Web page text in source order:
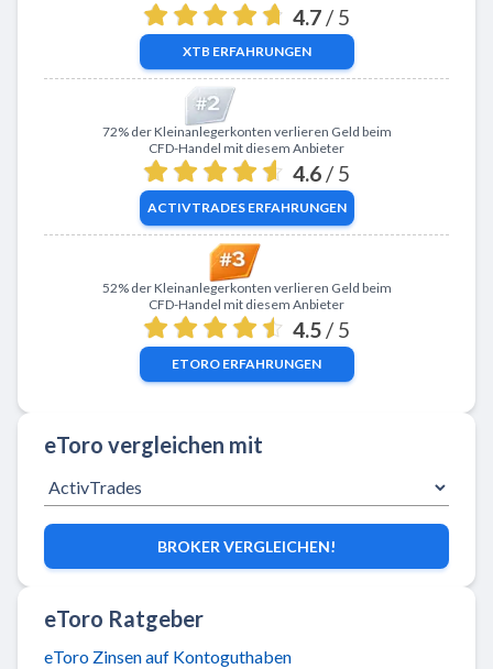
4.7 / 5
XTB ERFAHRUNGEN
Zu ActivTrades
72% der Kleinanlegerkonten verlieren Geld beim
CFD-Handel mit diesem Anbieter
4.6 / 5
ACTIVTRADESERFAHRUNGEN
Zu eToro
52% der Kleinanlegerkonten verlieren Geld beim
CFD-Handel mit diesem Anbieter
4.5 / 5
ETORO ERFAHRUNGEN
eToro vergleichen mit
BROKER VERGLEICHEN!
eToro Ratgeber
eToro Zinsen auf Kontoguthaben